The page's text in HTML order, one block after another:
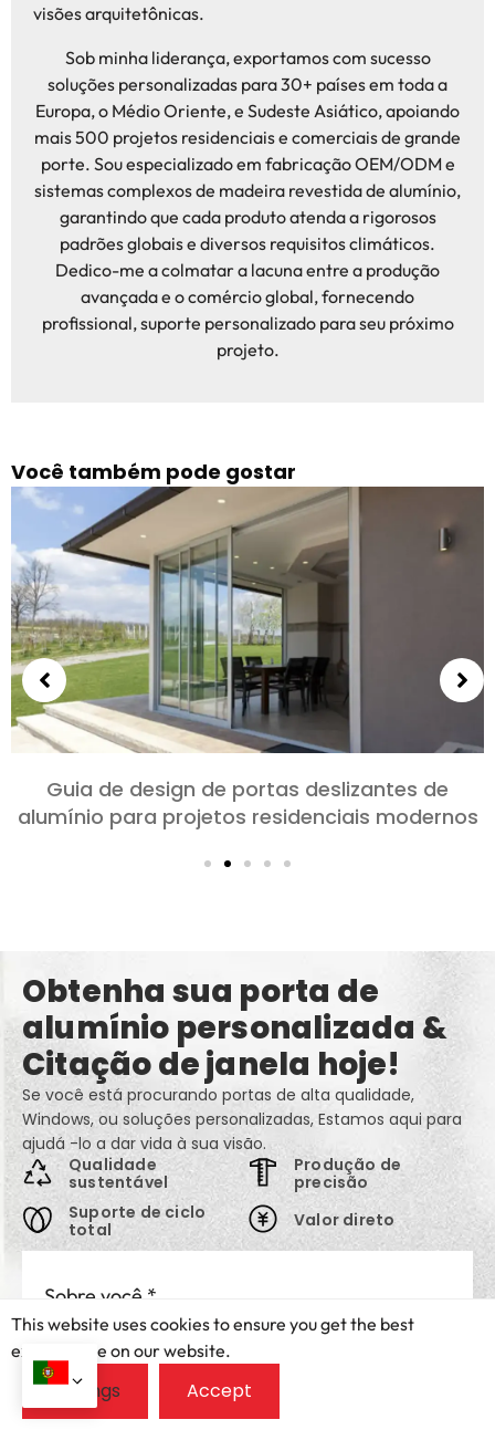
visões arquitetônicas.
Sob minha liderança, exportamos com sucesso
soluções personalizadas para 30+ países em toda a
Europa, o Médio Oriente, e Sudeste Asiático, apoiando
mais 500 projetos residenciais e comerciais de grande
porte. Sou especializado em fabricação OEM/ODM e
sistemas complexos de madeira revestida de alumínio,
garantindo que cada produto atenda a rigorosos
padrões globais e diversos requisitos climáticos.
Dedico-me a colmatar a lacuna entre a produção
avançada e o comércio global, fornecendo
profissional, suporte personalizado para seu próximo
projeto.
Você também pode gostar
Escolhendo portas de alumínio para quartos e
salas: Conforto, Estilo, e privacidade
Obtenha sua porta de
alumínio personalizada &
Citação de janela hoje!
Se você está procurando portas de alta qualidade,
Windows, ou soluções personalizadas, Estamos aqui para
ajudá -lo a dar vida à sua visão.
Qualidade
sustentável
Suporte de ciclo
total
Produção de
precisão
Valor direto
Sobre você *
I'm a trade professional
País*
This website uses cookies to ensure you get the best
exprerience on our website.